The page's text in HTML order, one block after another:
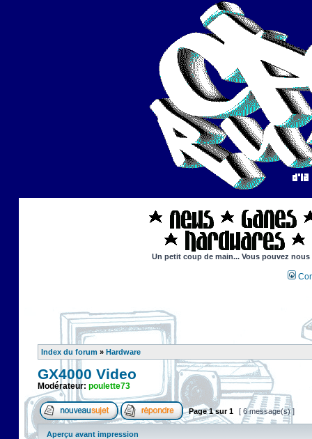
Un petit coup de main... Vous pouvez
Index du forum » Hardware
GX4000 Video
Modérateur: poulette73
Page1sur1 [ 6 message(s) ]
Aperçu avant impression